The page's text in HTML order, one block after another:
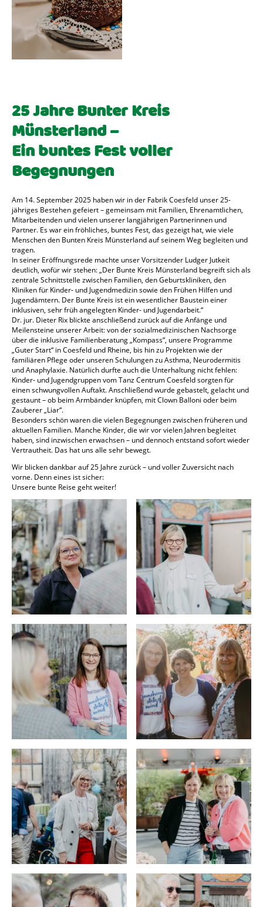
25 Jahre Bunter Kreis
Münsterland –
Ein buntes Fest voller
Begegnungen
Am 14. September 2025 haben wir in der Fabrik Coesfeld unser 25-
jähriges Bestehen gefeiert – gemeinsam mit Familien, Ehrenamtlichen,
Mitarbeitenden und vielen unserer langjährigen Partnerinnen und
Partner. Es war ein fröhliches, buntes Fest, das gezeigt hat, wie viele
Menschen den Bunten Kreis Münsterland auf seinem Weg begleiten und
tragen.
In seiner Eröffnungsrede machte unser Vorsitzender Ludger Jutkeit
deutlich, wofür wir stehen: „Der Bunte Kreis Münsterland begreift sich als
zentrale Schnittstelle zwischen Familien, den Geburtskliniken, den
Kliniken für Kinder- und Jugendmedizin sowie den Frühen Hilfen und
Jugendämtern. Der Bunte Kreis ist ein wesentlicher Baustein einer
inklusiven, sehr früh angelegten Kinder- und Jugendarbeit.“
Dr. jur. Dieter Rix blickte anschließend zurück auf die Anfänge und
Meilensteine unserer Arbeit: von der sozialmedizinischen Nachsorge
über die inklusive Familienberatung „Kompass“, unsere Programme
„Guter Start“ in Coesfeld und Rheine, bis hin zu Projekten wie der
familiären Pflege oder unseren Schulungen zu Asthma, Neurodermitis
und Anaphylaxie. Natürlich durfte auch die Unterhaltung nicht fehlen:
Kinder- und Jugendgruppen vom Tanz Centrum Coesfeld sorgten für
einen schwungvollen Auftakt. Anschließend wurde gebastelt, gelacht und
gestaunt – ob beim Armbänder knüpfen, mit Clown Balloni oder beim
Zauberer „Liar“.
Besonders schön waren die vielen Begegnungen zwischen früheren und
aktuellen Familien. Manche Kinder, die wir vor vielen Jahren begleitet
haben, sind inzwischen erwachsen – und dennoch entstand sofort wieder
Vertrautheit. Das hat uns alle sehr bewegt.
Wir blicken dankbar auf 25 Jahre zurück – und voller Zuversicht nach
vorne. Denn eines ist sicher:
Unsere bunte Reise geht weiter!